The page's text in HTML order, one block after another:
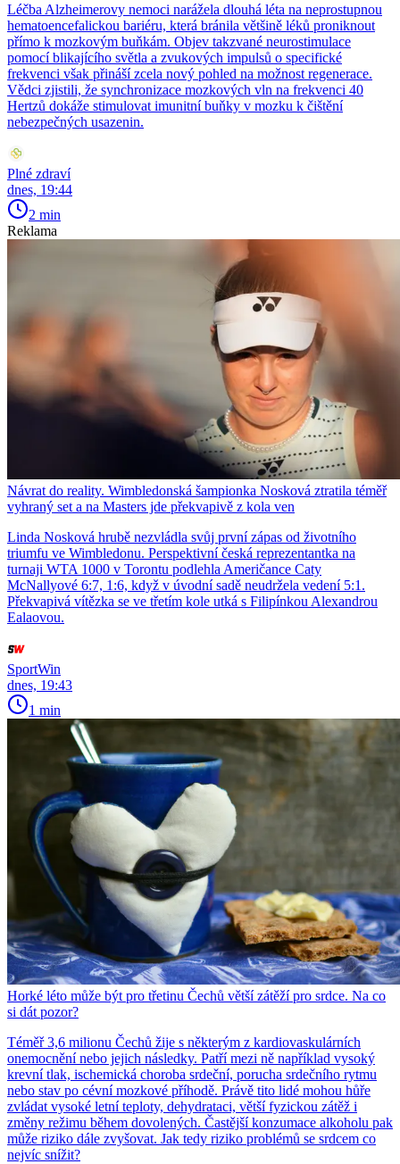
Léčba Alzheimerovy nemoci narážela dlouhá léta na neprostupnou
hematoencefalickou bariéru, která bránila většině léků proniknout
přímo k mozkovým buňkám. Objev takzvané neurostimulace
pomocí blikajícího světla a zvukových impulsů o specifické
frekvenci však přináší zcela nový pohled na možnost regenerace.
Vědci zjistili, že synchronizace mozkových vln na frekvenci 40
Hertzů dokáže stimulovat imunitní buňky v mozku k čištění
nebezpečných usazenin.
Plné zdraví
dnes, 19:44
2 min
Reklama
Návrat do reality. Wimbledonská šampionka Nosková ztratila téměř
vyhraný set a na Masters jde překvapivě z kola ven
Linda Nosková hrubě nezvládla svůj první zápas od životního
triumfu ve Wimbledonu. Perspektivní česká reprezentantka na
turnaji WTA 1000 v Torontu podlehla Američance Caty
McNallyové 6:7, 1:6, když v úvodní sadě neudržela vedení 5:1.
Překvapivá vítězka se ve třetím kole utká s Filipínkou Alexandrou
Ealaovou.
SportWin
dnes, 19:43
1 min
Horké léto může být pro třetinu Čechů větší zátěží pro srdce. Na co
si dát pozor?
Téměř 3,6 milionu Čechů žije s některým z kardiovaskulárních
onemocnění nebo jejich následky. Patří mezi ně například vysoký
krevní tlak, ischemická choroba srdeční, porucha srdečního rytmu
nebo stav po cévní mozkové příhodě. Právě tito lidé mohou hůře
zvládat vysoké letní teploty, dehydrataci, větší fyzickou zátěž i
změny režimu během dovolených. Častější konzumace alkoholu pak
může riziko dále zvyšovat. Jak tedy riziko problémů se srdcem co
nejvíc snížit?